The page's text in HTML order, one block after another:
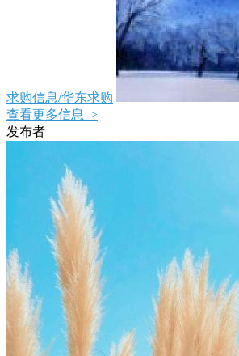
求购信息/华东求购
查看更多信息 >
发布者